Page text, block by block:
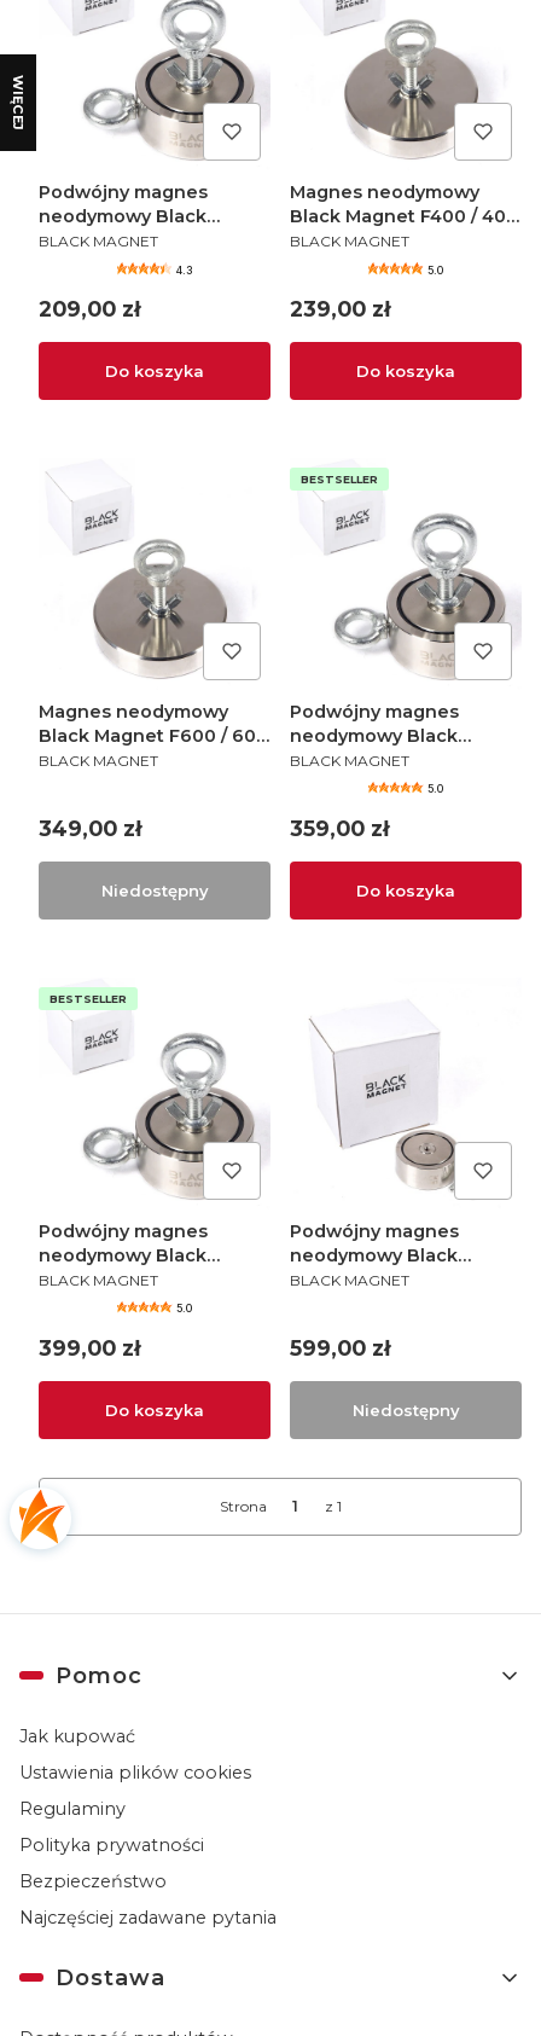
WIĘCEJ
Podwójny magnes
neodymowy Black
Magnet F200X2 / 2x200
PRODUCENT
BLACK MAGNET
4.3
Cena
209,00 zł
Do koszyka
Magnes neodymowy
Black Magnet F400 / 400
kg
PRODUCENT
BLACK MAGNET
5.0
Cena
239,00 zł
Do koszyka
Magnes neodymowy
Black Magnet F600 / 600
kg
PRODUCENT
BLACK MAGNET
Cena
349,00 zł
Niedostępny
BESTSELLER
Podwójny magnes
neodymowy Black
Magnet F300X2 / 2x300
PRODUCENT
BLACK MAGNET
5.0
Cena
359,00 zł
Do koszyka
BESTSELLER
Podwójny magnes
neodymowy Black
Magnet F400X2 / 2x400
PRODUCENT
BLACK MAGNET
5.0
Cena
399,00 zł
Do koszyka
Podwójny magnes
neodymowy Black
Magnet F600X2 / 2x600
PRODUCENT
BLACK MAGNET
Cena
599,00 zł
Niedostępny
Strona z 1
Linki w stopce
Pomoc
Jak kupować
Ustawienia plików cookies
Regulaminy
Polityka prywatności
Bezpieczeństwo
Najczęściej zadawane pytania
Dostawa